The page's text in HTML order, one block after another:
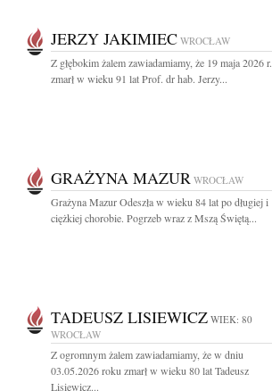
JERZY JAKIMIEC WROCŁAW
Z głębokim żalem zawiadamiamy, że 19 maja 2026 r.
zmarł w wieku 91 lat Prof. dr hab. Jerzy...
GRAŻYNA MAZUR WROCŁAW
Grażyna Mazur Odeszła w wieku 84 lat po długiej i
ciężkiej chorobie. Pogrzeb wraz z Mszą Świętą...
TADEUSZ LISIEWICZ WIEK: 80
WROCŁAW
Z ogromnym żalem zawiadamiamy, że w dniu
03.05.2026 roku zmarł w wieku 80 lat Tadeusz
Lisiewicz...